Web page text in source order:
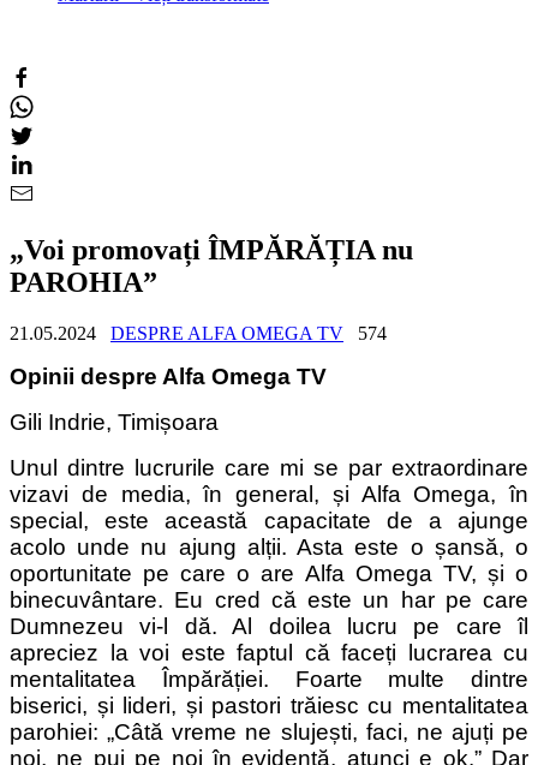
„Voi promovați ÎMPĂRĂȚIA nu
PAROHIA”
21.05.2024 DESPRE ALFA OMEGA TV 574
Opinii despre Alfa Omega TV
Gili Indrie, Timișoara
Unul dintre lucrurile care mi se par extraordinare
vizavi de media, în general, și Alfa Omega, în
special, este această capacitate de a ajunge
acolo unde nu ajung alții. Asta este o șansă, o
oportunitate pe care o are Alfa Omega TV, și o
binecuvântare. Eu cred că este un har pe care
Dumnezeu vi-l dă. Al doilea lucru pe care îl
apreciez la voi este faptul că faceți lucrarea cu
mentalitatea Împărăției. Foarte multe dintre
biserici, și lideri, și pastori trăiesc cu mentalitatea
parohiei: „Câtă vreme ne slujești, faci, ne ajuți pe
noi, ne pui pe noi în evidență, atunci e ok.” Dar